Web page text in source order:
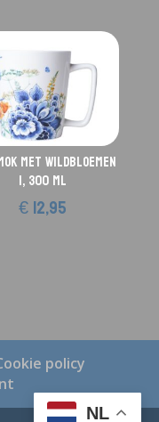
met Wildbloemen
1, 300 ml
€12,95
policy
NL